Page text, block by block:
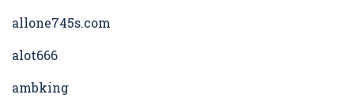
allone745s.com
alot666
ambking